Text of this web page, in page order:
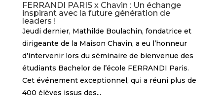
FERRANDI PARIS x Chavin : Un échange
inspirant avec la future génération de
leaders !
Jeudi dernier, Mathilde Boulachin, fondatrice et
dirigeante de la Maison Chavin, a eu l’honneur
d’intervenir lors du séminaire de bienvenue des
étudiants Bachelor de l’école FERRANDI Paris.
Cet événement exceptionnel, qui a réuni plus de
400 élèves issus des...